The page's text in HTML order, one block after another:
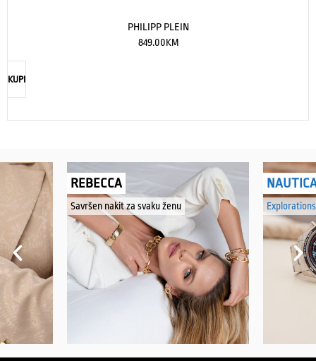
PHILIPP PLEIN
849.00KM
KUPI
REBECCA
Savršen nakit za svaku ženu